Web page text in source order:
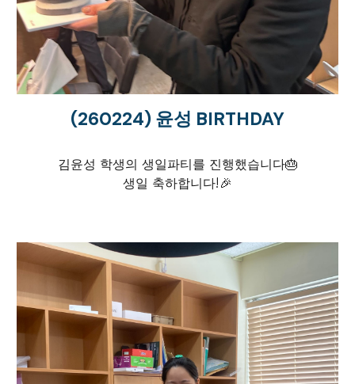
(260224) 윤성 BIRTHDAY
김윤성 학생의 생일파티를 진행했습니다🎂
생일 축하합니다! 🎉